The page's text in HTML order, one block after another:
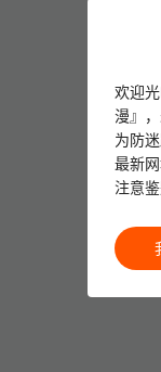
欢迎
漫』
为防
最新网
注意